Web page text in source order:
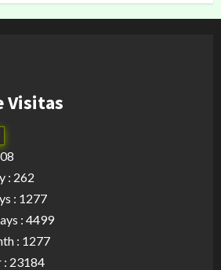
Visitas
: 262
: 1277
: 4499
: 1277
: 23184